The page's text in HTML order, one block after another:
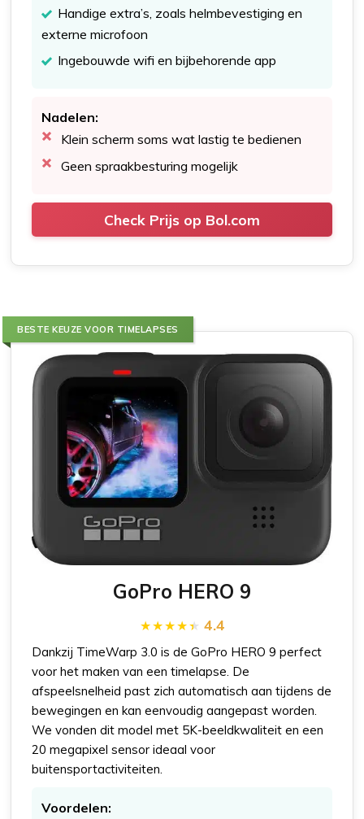
Handige extra’s, zoals helmbevestiging en
externe microfoon
Ingebouwde wifi en bijbehorende app
Nadelen:
Klein scherm soms wat lastig te bedienen
Geen spraakbesturing mogelijk
Check Prijs op Bol.com
BESTE KEUZE VOOR TIMELAPSES
GoPro HERO 9
4.4
Dankzij TimeWarp 3.0 is de GoPro HERO 9 perfect
voor het maken van een timelapse. De
afspeelsnelheid past zich automatisch aan tijdens de
bewegingen en kan eenvoudig aangepast worden.
We vonden dit model met 5K-beeldkwaliteit en een
20 megapixel sensor ideaal voor
buitensportactiviteiten.
Voordelen: